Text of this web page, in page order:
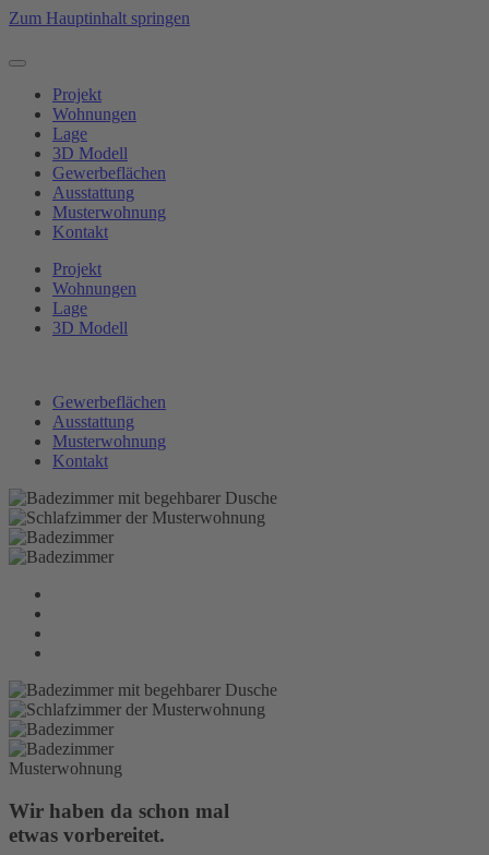
Zum Hauptinhalt springen
Projekt
Wohnungen
Lage
3D Modell
Gewerbeflächen
Ausstattung
Musterwohnung
Kontakt
Projekt
Wohnungen
Lage
3D Modell
Gewerbeflächen
Ausstattung
Musterwohnung
Kontakt
Musterwohnung
Wir haben da schon mal
etwas vorbereitet.